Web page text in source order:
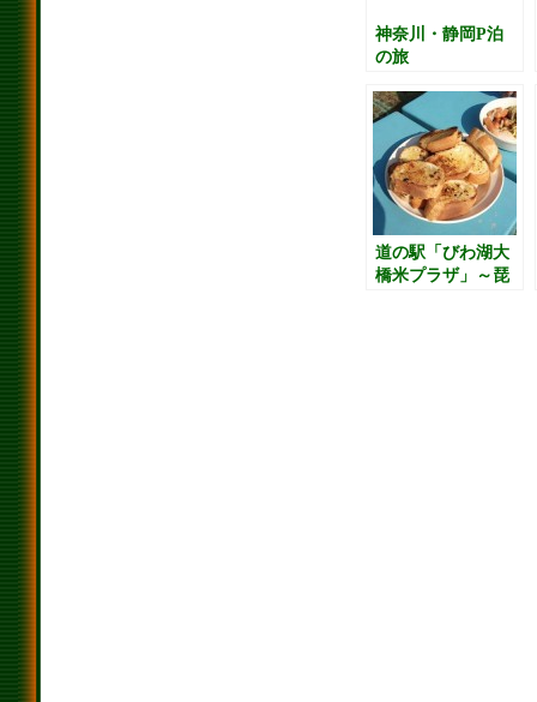
神奈川・静岡P泊
の旅
道の駅「びわ湖大
橋米プラザ」～琵